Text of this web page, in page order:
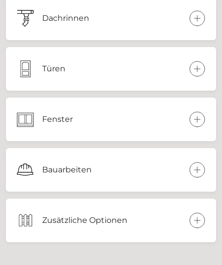
Dachrinnen
Türen
Fenster
Bauarbeiten
Zusätzliche Optionen